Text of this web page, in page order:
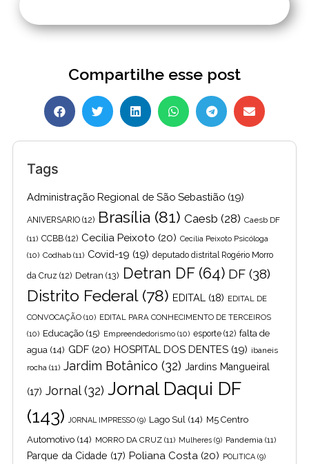
Compartilhe esse post
Tags
Administração Regional de São Sebastião (19)
ANIVERSARIO (12) Brasília (81) Caesb (28) Caesb DF
(11) CCBB (12) Cecilia Peixoto (20) Cecília Peixoto Psicóloga
(10) Codhab (11) Covid-19 (19) deputado distrital Rogério Morro
da Cruz (12) Detran (13) Detran DF(64) DF (38)
Distrito Federal(78) EDITAL (18) EDITAL DE
CONVOCAÇÃO (10) EDITAL PARA CONHECIMENTO DE TERCEIROS
(10) Educação (15) Empreendedorismo (10) esporte (12) falta de
agua (14) GDF (20) HOSPITAL DOS DENTES (19) ibaneis
rocha (11) Jardim Botânico (32) Jardins Mangueiral
(17) Jornal(32) Jornal Daqui DF
(143)
JORNAL IMPRESSO (9) Lago Sul (14) M5 Centro
Automotivo (14) MORRO DA CRUZ (11) Mulheres (9) Pandemia (11)
Parque da Cidade (17) Poliana Costa (20) POLITICA (9)